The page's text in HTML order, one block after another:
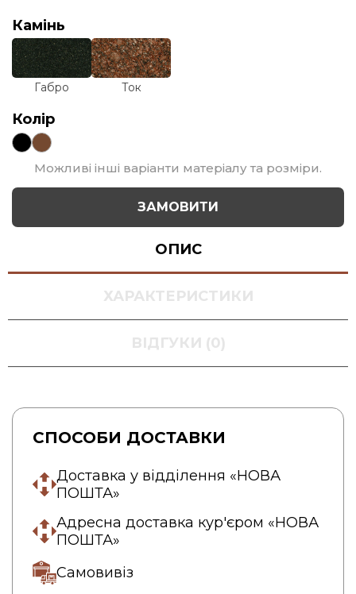
Камінь
Габро Ток
Колір
Можливі інші варіанти матеріалу та розміри.
ЗАМОВИТИ
ОПИС
ХАРАКТЕРИСТИКИ
ВІДГУКИ (0)
СПОСОБИ ДОСТАВКИ
Доставка у відділення «НОВА
ПОШТА»
Адресна доставка кур'єром «НОВА
ПОШТА»
Самовивіз